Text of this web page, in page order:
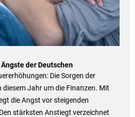
der Deutschen
Die Sorgen der
diesem Jahr um die Finanzen. Mit
die Angst vor steigenden
stärksten Anstiegt verzeichnet